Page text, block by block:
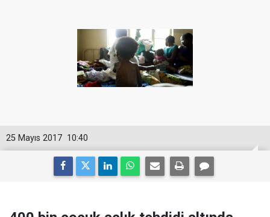
10:40
25 Mayıs 2017